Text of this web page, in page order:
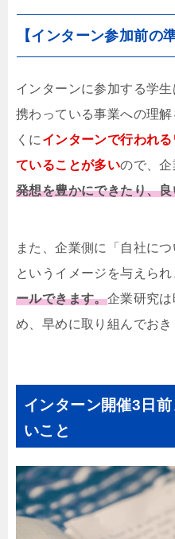
【インターン参加前の
インターンに参加する学
携わっている事業への理
くに インターンで行われ
ていることが多いので、
発想を豊かにできたり、
また、企業側に「自社に
というイメージを与えられ
ールできます。企業研究
め、早めに取り組んでおき
インターン開催3日
いこと